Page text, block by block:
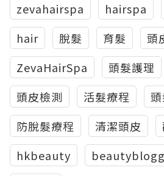
zevahairspa hairspa
hair
脫髮 育髮
頭
ZevaHairSpa
頭髮護理
頭皮檢測
活髮療程
防脫髮療程
清潔頭皮
hkbeauty